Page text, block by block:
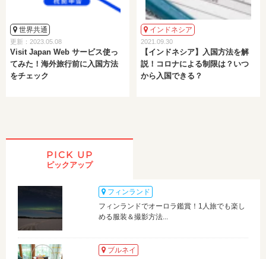
世界共通
更新：2023.05.08
Visit Japan Web サービス使っ
てみた！海外旅行前に入国方法
をチェック
インドネシア
2021.09.30
【インドネシア】入国方法を解
説！コロナによる制限は？いつ
から入国できる？
PICK UP
ピックアップ
フィンランド
フィンランドでオーロラ鑑賞！1人旅でも楽し
める服装＆撮影方法...
ブルネイ